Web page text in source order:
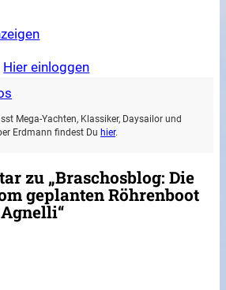
Hier einloggen
Mega-Yachten, Klassiker, Daysailor und
Erdmann findest Du hier.
zu „Braschosblog: Die
geplanten Röhrenboot